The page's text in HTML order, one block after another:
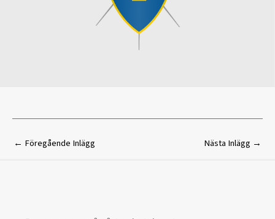
← Föregående Inlägg Nästa Inlägg →